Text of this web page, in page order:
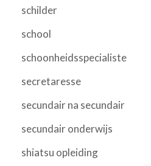
schilder
school
schoonheidsspecialiste
secretaresse
secundair na secundair
secundair onderwijs
shiatsu opleiding